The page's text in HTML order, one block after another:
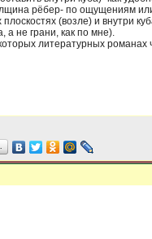
рёбер- по ощущениям
(возле) и внутри
а не грани, как по мне).
литературных романах